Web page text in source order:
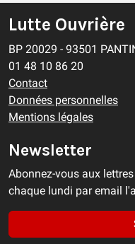
Lutte Ouvrière
BP 20029 - 93501
01 48 10 86 20
Contact
Données personnelles
Mentions légales
Newsletter
Abonnez-vous aux
chaque lundi par email